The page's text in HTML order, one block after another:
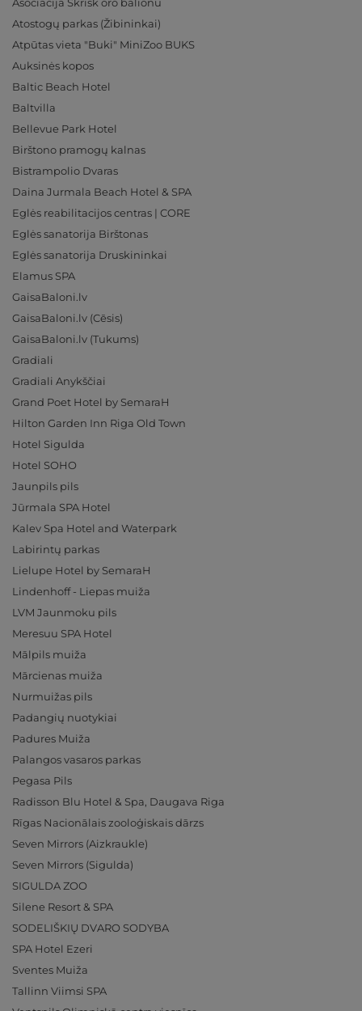
Atostogų parkas (Žibininkai)
Atpūtas vieta "Buki" MiniZoo BUKS
Auksinės kopos
Baltic Beach Hotel
Baltvilla
Bellevue Park Hotel
Birštono pramogų kalnas
Bistrampolio Dvaras
Daina Jurmala Beach Hotel & SPA
Eglės reabilitacijos centras | CORE
Eglės sanatorija Birštonas
Eglės sanatorija Druskininkai
Elamus SPA
GaisaBaloni.lv
GaisaBaloni.lv (Cēsis)
GaisaBaloni.lv (Tukums)
Gradiali
Gradiali Anykščiai
Grand Poet Hotel by SemaraH
Hilton Garden Inn Riga Old Town
Hotel Sigulda
Hotel SOHO
Jaunpils pils
Jūrmala SPA Hotel
Kalev Spa Hotel and Waterpark
Labirintų parkas
Lielupe Hotel by SemaraH
Lindenhoff - Liepas muiža
LVM Jaunmoku pils
Meresuu SPA Hotel
Mālpils muiža
Mārcienas muiža
Nurmuižas pils
Padangių nuotykiai
Padures Muiža
Palangos vasaros parkas
Pegasa Pils
Radisson Blu Hotel & Spa, Daugava Riga
Rīgas Nacionālais zooloģiskais dārzs
Seven Mirrors (Aizkraukle)
Seven Mirrors (Sigulda)
SIGULDA ZOO
Silene Resort & SPA
SODELIŠKIŲ DVARO SODYBA
SPA Hotel Ezeri
Sventes Muiža
Tallinn Viimsi SPA